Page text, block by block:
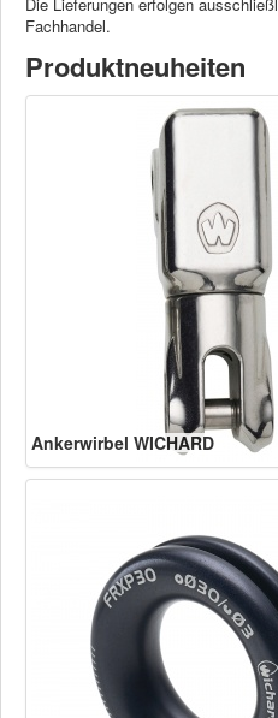
Fachhandel.
Produktneuheiten
Ankerwirbel WICHARD